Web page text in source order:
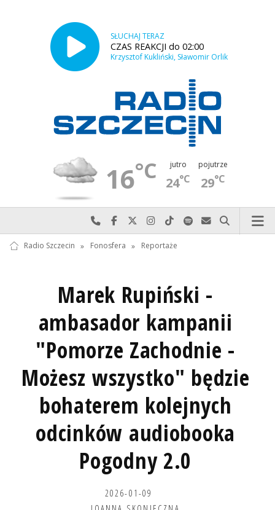
SŁUCHAJ TERAZ
CZAS REAKCJI do 02:00
Krzysztof Kukliński, Sławomir Orlik
16°C jutro
24°C
pojutrze
29°C
Najlepiej po prostu do nas zadzwoń
Odwiedź nas na Facebook-u
Odwiedź nas na X
Odwiedź nas na Instagram-ie
Odwiedź nas na TikTok-u
Szukaj nas na Spotify
Wyślij do nas
Szukaj
Radio Szczecin » Fonosfera » Reportaże
Marek Rupiński -
ambasador kampanii
"Pomorze Zachodnie -
Możesz wszystko" będzie
bohaterem kolejnych
odcinków audiobooka
Pogodny 2.0
2026-01-09